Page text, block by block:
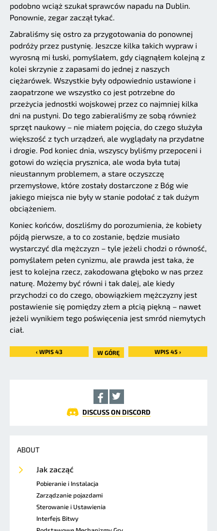
podobno wciąż szukał sprawców napadu na Dublin.
Ponownie, zegar zaczął tykać.
Zabraliśmy się ostro za przygotowania do ponownej
podróży przez pustynię. Jeszcze kilka takich wypraw i
wyrosną mi łuski, pomyślałem, gdy ciągnąłem kolejną z
kolei skrzynie z zapasami do jednej z naszych
ciężarówek. Wszystkie były odpowiednio ustawione i
zaopatrzone we wszystko co jest potrzebne do
przeżycia jednostki wojskowej przez co najmniej kilka
dni na pustyni. Do tego zabieraliśmy ze sobą również
sprzęt naukowy – nie miałem pojęcia, do czego służyła
większość z tych urządzeń, ale wyglądały na przydatne
i drogie. Pod koniec dnia, wszyscy byliśmy przepoceni i
gotowi do wzięcia prysznica, ale woda była tutaj
nieustannym problemem, a stare oczyszczę
przemysłowe, które zostały dostarczone z Bóg wie
jakiego miejsca nie były w stanie podołać z tak dużym
obciążeniem.
Koniec końców, doszliśmy do porozumienia, że kobiety
pójdą pierwsze, a to co zostanie, będzie musiało
wystarczyć dla mężczyzn – tyle jeżeli chodzi o równość,
pomyślałem pełen cynizmu, ale prawda jest taka, że
jest to kolejna rzecz, zakodowana głęboko w nas przez
naturę. Możemy być równi i tak dalej, ale kiedy
przychodzi co do czego, obowiązkiem mężczyzny jest
postawienie się pomiędzy złem a płcią piękną – nawet
jeżeli wynikiem tego poświęcenia jest smród niemytych
ciał.
‹ WPIS 43 W GÓRĘ WPIS 45 ›
DISCUSS ON DISCORD
ABOUT
Jak zacząć
Pobieranie i Instalacja
Zarządzanie pojazdami
Sterowanie i Ustawienia
Interfejs Bitwy